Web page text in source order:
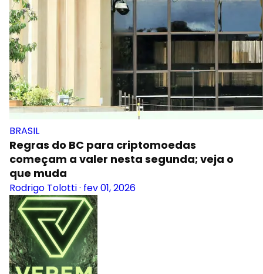
BRASIL
Regras do BC para criptomoedas
começam a valer nesta segunda; veja o
que muda
Rodrigo Tolotti· fev 01, 2026